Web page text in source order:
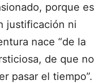
porque es
justificación ni
nace “de la
de que no
pasar el tiempo”.